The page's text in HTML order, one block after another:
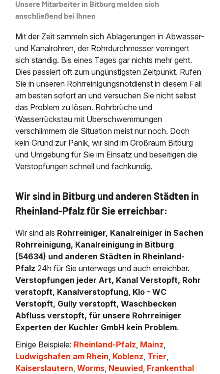
Unsere Mitarbeiter in Bitburg melden sich
anschließend bei Ihnen
Mit der Zeit sammeln sich Ablagerungen in Abwasser-
und Kanalrohren, der Rohrdurchmesser verringert
sich ständig. Bis eines Tages gar nichts mehr geht.
Dies passiert oft zum ungünstigsten Zeitpunkt. Rufen
Sie in unseren Rohrreinigungsnotdienst in diesem Fall
am besten sofort an und versuchen Sie nicht selbst
das Problem zu lösen. Rohrbrüche und
Wasserrückstau mit Überschwemmungen
verschlimmern die Situation meist nur noch. Doch
kein Grund zur Panik, wir sind im Großraum Bitburg
und Umgebung für Sie im Einsatz und beseitigen die
Verstopfungen schnell und fachkundig.
Wir sind in Bitburg und anderen Städten in
Rheinland-Pfalz für Sie erreichbar:
Wir sind als Rohrreiniger, Kanalreiniger in Sachen
Rohrreinigung, Kanalreinigung in Bitburg
(54634) und anderen Städten in Rheinland-
Pfalz24h für Sie unterwegs und auch erreichbar.
Verstopfungen jeder Art, Kanal Verstopft, Rohr
verstopft, Kanalverstopfung, Klo - WC
Verstopft, Gully verstopft, Waschbecken
Abfluss verstopft, für unsere Rohrreiniger
Experten der Kuchler GmbH kein Problem.
Einige Beispiele: Rheinland-Pfalz, Mainz,
Ludwigshafen am Rhein, Koblenz, Trier,
Kaiserslautern,Worms, Neuwied, Frankenthal